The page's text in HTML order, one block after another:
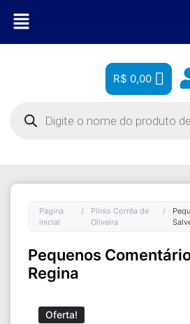
R$ 0,00
Página
inicial
/
Plínio Corrêa de
Oliveira
/
Pequenos
Regina
Oferta!